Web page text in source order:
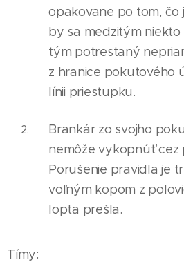
opakovane po tom, čo
by sa medzitým
tým potrestaný nepri
z hranice pokutového
línii priestupku.
Brankár zo svojho
nemôže vykopnúť cez
Porušenie pravidla je
voľným kopom z
lopta prešla.
Tímy: